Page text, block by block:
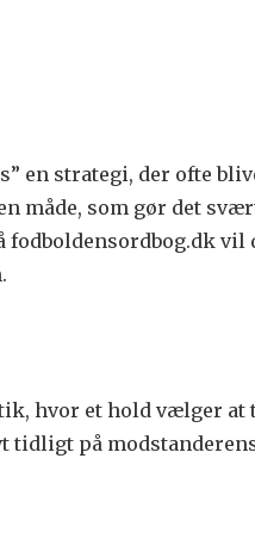
en strategi, der ofte
måde, som gør det
hvor et hold vælger
på